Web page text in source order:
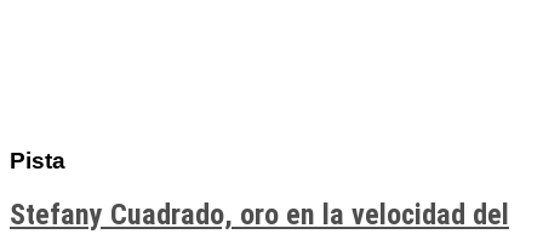
Pista
Stefany Cuadrado, oro en la velocidad del